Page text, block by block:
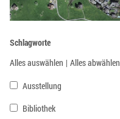
Schlagworte
Alles auswählen | Alles abwählen
Ausstellung
Bibliothek